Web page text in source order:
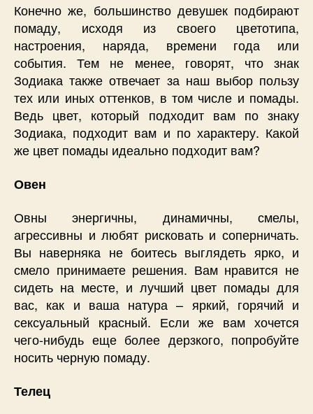
Конечно же, большинство девушек подбирают
помаду, исходя из своего цветотипа,
настроения, наряда, времени года или
события. Тем не менее, говорят, что знак
Зодиака также отвечает за наш выбор пользу
тех или иных оттенков, в том числе и помады.
Ведь цвет, который подходит вам по знаку
Зодиака, подходит вам и по характеру. Какой
же цвет помады идеально подходит вам?
Овен
Овны энергичны, динамичны, смелы,
агрессивны и любят рисковать и соперничать.
Вы наверняка не боитесь выглядеть ярко, и
смело принимаете решения. Вам нравится не
сидеть на месте, и лучший цвет помады для
вас, как и ваша натура – яркий, горячий и
сексуальный красный. Если же вам хочется
чего-нибудь еще более дерзкого, попробуйте
носить черную помаду.
Телец